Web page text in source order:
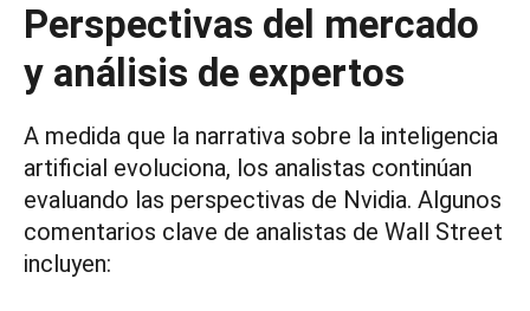
Perspectivas del mercado
y análisis de expertos
A medida que la narrativa sobre la inteligencia
artificial evoluciona, los analistas continúan
evaluando las perspectivas de Nvidia. Algunos
comentarios clave de analistas de Wall Street
incluyen: